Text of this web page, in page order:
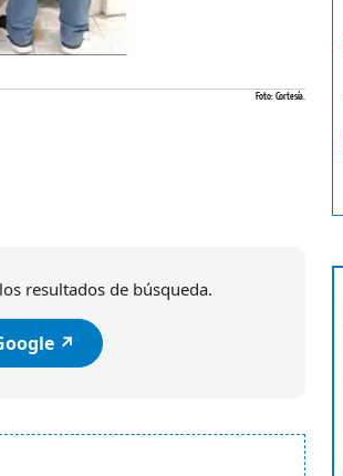
Foto: Cortesía.
resultados de búsqueda.
↗️